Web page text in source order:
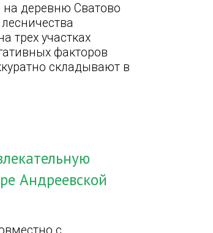
деревню Сватово
трех участках
факторов
складывают в
Андреевской
с